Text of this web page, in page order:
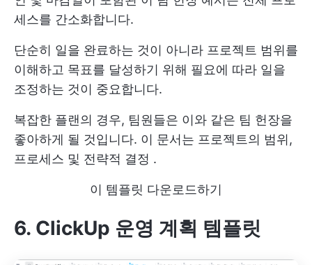
세스를 간소화합니다.
단순히 일을 완료하는 것이 아니라 프로젝트 범위를
이해하고 목표를 달성하기 위해 필요에 따라 일을
조정하는 것이 중요합니다.
복잡한 플랜의 경우, 팀원들은 이와 같은 팀 헌장을
좋아하게 될 것입니다. 이 문서는 프로젝트의 범위,
프로세스 및 전략적 결정 .
이 템플릿 다운로드하기
6. ClickUp 운영 계획 템플릿